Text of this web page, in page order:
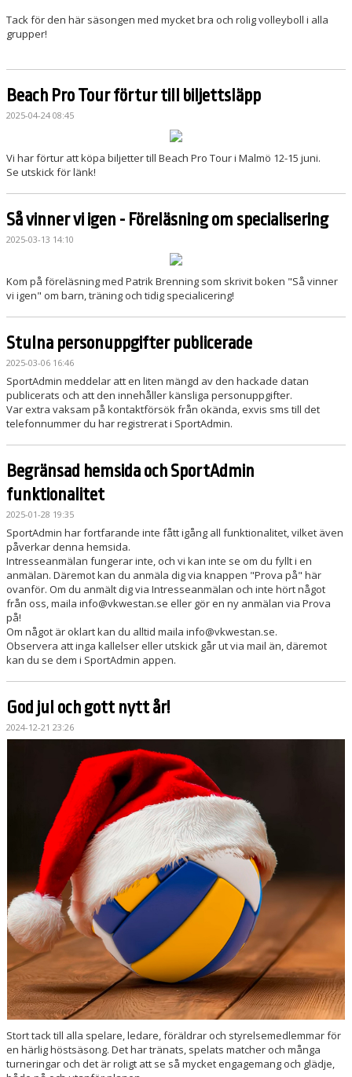
Tack för den här säsongen med mycket bra och rolig volleyboll i alla
grupper!
Beach Pro Tour förtur till biljettsläpp
2025-04-24 08:45
Vi har förtur att köpa biljetter till Beach Pro Tour i Malmö 12-15 juni.
Se utskick för länk!
Så vinner vi igen - Föreläsning om specialisering
2025-03-13 14:10
Kom på föreläsning med Patrik Brenning som skrivit boken "Så vinner
vi igen" om barn, träning och tidig specialicering!
Stulna personuppgifter publicerade
2025-03-06 16:46
SportAdmin meddelar att en liten mängd av den hackade datan
publicerats och att den innehåller känsliga personuppgifter.
Var extra vaksam på kontaktförsök från okända, exvis sms till det
telefonnummer du har registrerat i SportAdmin.
Begränsad hemsida och SportAdmin
funktionalitet
2025-01-28 19:35
SportAdmin har fortfarande inte fått igång all funktionalitet, vilket även
påverkar denna hemsida.
Intresseanmälan fungerar inte, och vi kan inte se om du fyllt i en
anmälan. Däremot kan du anmäla dig via knappen "Prova på" här
ovanför. Om du anmält dig via Intresseanmälan och inte hört något
från oss, maila info@vkwestan.se eller gör en ny anmälan via Prova
på!
Om något är oklart kan du alltid maila info@vkwestan.se.
Observera att inga kallelser eller utskick går ut via mail än, däremot
kan du se dem i SportAdmin appen.
God jul och gott nytt år!
2024-12-21 23:26
Stort tack till alla spelare, ledare, föräldrar och styrelsemedlemmar för
en härlig höstsäsong. Det har tränats, spelats matcher och många
turneringar och det är roligt att se så mycket engagemang och glädje,